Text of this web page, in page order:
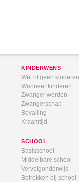
KINDERWENS
Wel of geen kinderen
Wanneer kinderen
Zwanger worden
Zwangerschap
Bevalling
Kraamtijd
SCHOOL
Basisschool
Middelbare school
Vervolgonderwijs
Betrokken bij school